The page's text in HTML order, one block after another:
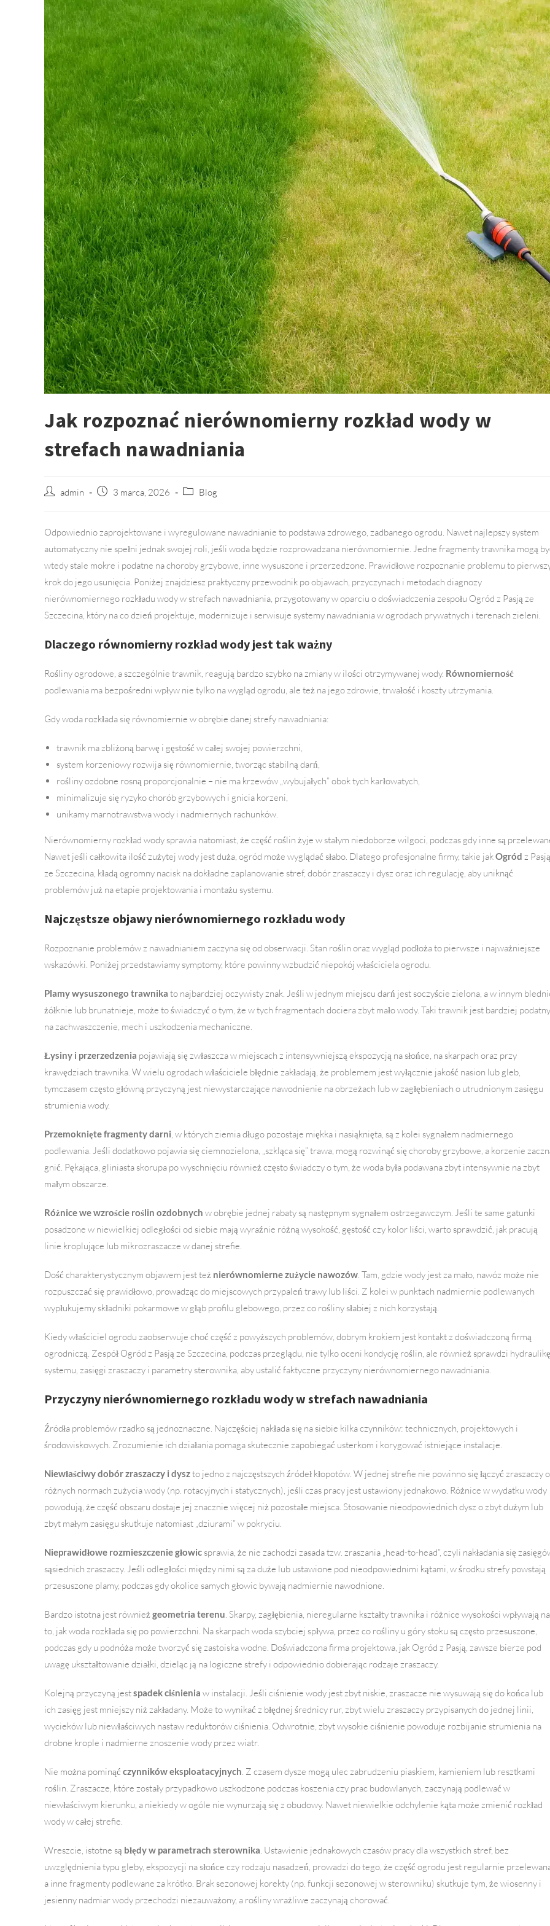
Jak rozpoznać nierównomierny rozkład wody w
strefach nawadniania
Post admin
Post 3 marca, 2026
Post Blog
Odpowiednio zaprojektowane i wyregulowane nawadnianie to podstawa zdrowego, zadbanego ogrodu. Nawet najlepszy system
automatyczny nie spełni jednak swojej roli, jeśli woda będzie rozprowadzana nierównomiernie. Jedne fragmenty trawnika mogą
wtedy stale mokre i podatne na choroby grzybowe, inne wysuszone i przerzedzone. Prawidłowe rozpoznanie problemu to
krok do jego usunięcia. Poniżej znajdziesz praktyczny przewodnik po objawach, przyczynach i metodach diagnozy
nierównomiernego rozkładu wody w strefach nawadniania, przygotowany w oparciu o doświadczenia zespołu Ogród z Pasją ze
Szczecina, który na co dzień projektuje, modernizuje i serwisuje systemy nawadniania w ogrodach prywatnych i terenach zieleni.
Dlaczego równomierny rozkład wody jest tak ważny
Rośliny ogrodowe, a szczególnie trawnik, reagują bardzo szybko na zmiany w ilości otrzymywanej wody. Równomierność
podlewania ma bezpośredni wpływ nie tylko na wygląd ogrodu, ale też na jego zdrowie, trwałość i koszty utrzymania.
Gdy woda rozkłada się równomiernie w obrębie danej strefy nawadniania:
trawnik ma zbliżoną barwę i gęstość w całej swojej powierzchni,
system korzeniowy rozwija się równomiernie, tworząc stabilną darń,
rośliny ozdobne rosną proporcjonalnie – nie ma krzewów „wybujałych” obok tych karłowatych,
minimalizuje się ryzyko chorób grzybowych i gnicia korzeni,
unikamy marnotrawstwa wody i nadmiernych rachunków.
Nierównomierny rozkład wody sprawia natomiast, że część roślin żyje w stałym niedoborze wilgoci, podczas gdy inne są
Nawet jeśli całkowita ilość zużytej wody jest duża, ogród może wyglądać słabo. Dlatego profesjonalne firmy, takie jakOgród z Pasją
ze Szczecina, kładą ogromny nacisk na dokładne zaplanowanie stref, dobór zraszaczy i dysz oraz ich regulację, aby uniknąć
problemów już na etapie projektowania i montażu systemu.
Najczęstsze objawy nierównomiernego rozkładu wody
Rozpoznanie problemów z nawadnianiem zaczyna się od obserwacji. Stan roślin oraz wygląd podłoża to pierwsze i najważniejsze
wskazówki. Poniżej przedstawiamy symptomy, które powinny wzbudzić niepokój właściciela ogrodu.
Plamy wysuszonego trawnika to najbardziej oczywisty znak. Jeśli w jednym miejscu darń jest soczyście zielona, a w innym
żółknie lub brunatnieje, może to świadczyć o tym, że w tych fragmentach dociera zbyt mało wody. Taki trawnik jest bardziej podatny
na zachwaszczenie, mech i uszkodzenia mechaniczne.
Łysiny i przerzedzenia pojawiają się zwłaszcza w miejscach z intensywniejszą ekspozycją na słońce, na skarpach oraz przy
krawędziach trawnika. W wielu ogrodach właściciele błędnie zakładają, że problemem jest wyłącznie jakość nasion lub gleb,
tymczasem często główną przyczyną jest niewystarczające nawodnienie na obrzeżach lub w zagłębieniach o utrudnionym zasięgu
strumienia wody.
Przemoknięte fragmenty darni, w których ziemia długo pozostaje miękka i nasiąknięta, są z kolei sygnałem nadmiernego
podlewania. Jeśli dodatkowo pojawia się ciemnozielona, „szkląca się” trawa, mogą rozwinąć się choroby grzybowe, a korzenie
gnić. Pękająca, gliniasta skorupa po wyschnięciu również często świadczy o tym, że woda była podawana zbyt intensywnie na zbyt
małym obszarze.
Różnice we wzroście roślin ozdobnych w obrębie jednej rabaty są następnym sygnałem ostrzegawczym. Jeśli te same gatunki
posadzone w niewielkiej odległości od siebie mają wyraźnie różną wysokość, gęstość czy kolor liści, warto sprawdzić, jak pracują
linie kroplujące lub mikrozraszacze w danej strefie.
Dość charakterystycznym objawem jest też nierównomierne zużycie nawozów. Tam, gdzie wody jest za mało, nawóz może nie
rozpuszczać się prawidłowo, prowadząc do miejscowych przypaleń trawy lub liści. Z kolei w punktach nadmiernie podlewanych
wypłukujemy składniki pokarmowe w głąb profilu glebowego, przez co rośliny słabiej z nich korzystają.
Kiedy właściciel ogrodu zaobserwuje choć część z powyższych problemów, dobrym krokiem jest kontakt z doświadczoną firmą
ogrodniczą. Zespół Ogród z Pasją ze Szczecina, podczas przeglądu, nie tylko oceni kondycję roślin, ale również sprawdzi hydraulikę
systemu, zasięgi zraszaczy i parametry sterownika, aby ustalić faktyczne przyczyny nierównomiernego nawadniania.
Przyczyny nierównomiernego rozkładu wody w strefach nawadniania
Źródła problemów rzadko są jednoznaczne. Najczęściej nakłada się na siebie kilka czynników: technicznych, projektowych i
środowiskowych. Zrozumienie ich działania pomaga skutecznie zapobiegać usterkom i korygować istniejące instalacje.
Niewłaściwy dobór zraszaczy i dyszto jedno z najczęstszych źródeł kłopotów. W jednej strefie nie powinno się łączyć zraszaczy o
różnych normach zużycia wody (np. rotacyjnych i statycznych), jeśli czas pracy jest ustawiony jednakowo. Różnice w wydatku wody
powodują, że część obszaru dostaje jej znacznie więcej niż pozostałe miejsca. Stosowanie nieodpowiednich dysz o zbyt dużym lub
zbyt małym zasięgu skutkuje natomiast „dziurami” w pokryciu.
Nieprawidłowe rozmieszczenie głowic sprawia, że nie zachodzi zasada tzw. zraszania „head-to-head”, czyli nakładania się
sąsiednich zraszaczy. Jeśli odległości między nimi są za duże lub ustawione pod nieodpowiednimi kątami, w środku strefy powstają
przesuszone plamy, podczas gdy okolice samych głowic bywają nadmiernie nawodnione.
Bardzo istotna jest również geometria terenu. Skarpy, zagłębienia, nieregularne kształty trawnika i różnice wysokości wpływają na
to, jak woda rozkłada się po powierzchni. Na skarpach woda szybciej spływa, przez co rośliny u góry stoku są często przesuszone,
podczas gdy u podnóża może tworzyć się zastoiska wodne. Doświadczona firma projektowa, jak Ogród z Pasją, zawsze bierze pod
uwagę ukształtowanie działki, dzieląc ją na logiczne strefy i odpowiednio dobierając rodzaje zraszaczy.
Kolejną przyczyną jestspadek ciśnienia w instalacji. Jeśli ciśnienie wody jest zbyt niskie, zraszacze nie wysuwają się do końca lub
ich zasięg jest mniejszy niż zakładany. Może to wynikać z błędnej średnicy rur, zbyt wielu zraszaczy przypisanych do jednej linii,
wycieków lub niewłaściwych nastaw reduktorów ciśnienia. Odwrotnie, zbyt wysokie ciśnienie powoduje rozbijanie strumienia na
drobne krople i nadmierne znoszenie wody przez wiatr.
Nie można pominąć czynników eksploatacyjnych. Z czasem dysze mogą ulec zabrudzeniu piaskiem, kamieniem lub resztkami
roślin. Zraszacze, które zostały przypadkowo uszkodzone podczas koszenia czy prac budowlanych, zaczynają podlewać w
niewłaściwym kierunku, a niekiedy w ogóle nie wynurzają się z obudowy. Nawet niewielkie odchylenie kąta może zmienić rozkład
wody w całej strefie.
Wreszcie, istotne są błędy w parametrach sterownika. Ustawienie jednakowych czasów pracy dla wszystkich stref, bez
uwzględnienia typu gleby, ekspozycji na słońce czy rodzaju nasadzeń, prowadzi do tego, że część ogrodu jest regularnie
a inne fragmenty podlewane za krótko. Brak sezonowej korekty (np. funkcji sezonowej w sterowniku) skutkuje tym, że wiosenny i
jesienny nadmiar wody przechodzi niezauważony, a rośliny wrażliwe zaczynają chorować.